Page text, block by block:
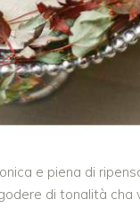
e piena di
di tonalità cha